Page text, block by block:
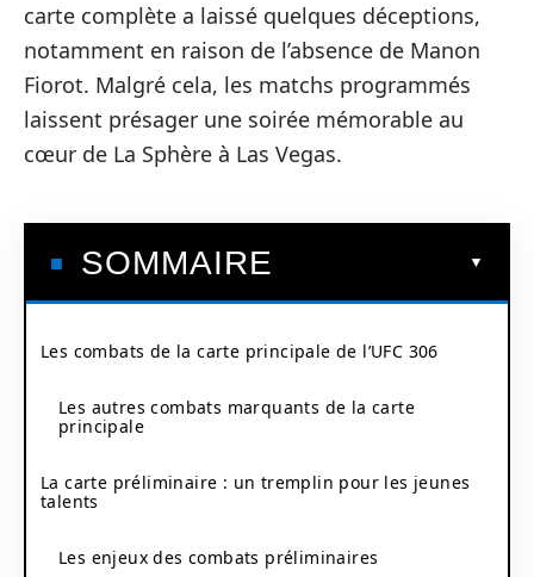
carte complète a laissé quelques déceptions,
notamment en raison de l’absence de Manon
Fiorot. Malgré cela, les matchs programmés
laissent présager une soirée mémorable au
cœur de La Sphère à Las Vegas.
SOMMAIRE
Les combats de la carte principale de l’UFC 306
Les autres combats marquants de la carte
principale
La carte préliminaire : un tremplin pour les jeunes
talents
Les enjeux des combats préliminaires